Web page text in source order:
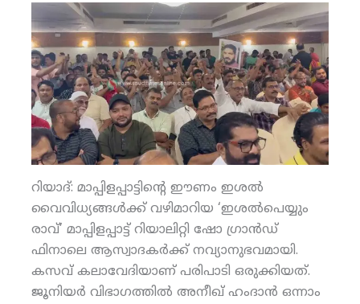
റിയാദ്: മാപ്പിളപ്പാട്ടിന്റെ ഈണം ഇശല്‍
വൈവിധ്യങ്ങള്‍ക്ക് വഴിമാറിയ ‘ഇശല്‍പെയ്യും
രാവ്’ മാപ്പിളപ്പാട്ട് റിയാലിറ്റി ഷോ ഗ്രാന്‍ഡ്
ഫിനാലെ ആസ്വാദകര്‍ക്ക് നവ്യാനുഭവമായി.
കസവ് കലാവേദിയാണ് പരിപാടി ഒരുക്കിയത്.
ജൂനിയര്‍ വിഭാഗത്തില്‍ അനീഖ് ഹംദാന്‍ ഒന്നാം